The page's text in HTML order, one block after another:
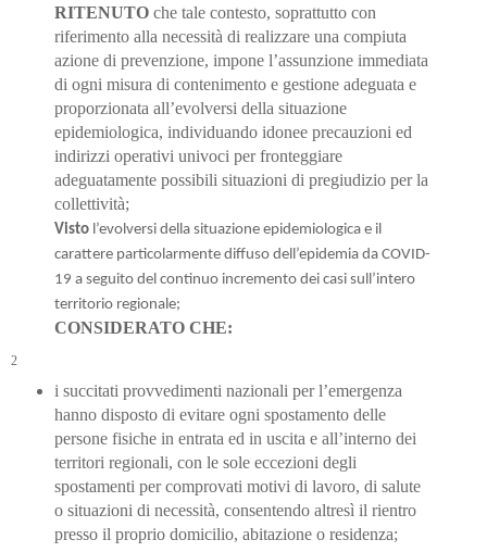
RITENUTO che tale contesto, soprattutto con
riferimento alla necessità di realizzare una compiuta
azione di prevenzione, impone l’assunzione immediata
di ogni misura di contenimento e gestione adeguata e
proporzionata all’evolversi della situazione
epidemiologica, individuando idonee precauzioni ed
indirizzi operativi univoci per fronteggiare
adeguatamente possibili situazioni di pregiudizio per la
collettività;
Visto l’evolversi della situazione epidemiologica e il
carattere particolarmente diffuso dell’epidemia da COVID-
19 a seguito del continuo incremento dei casi sull’intero
territorio regionale;
CONSIDERATO CHE:
2
i succitati provvedimenti nazionali per l’emergenza
hanno disposto di evitare ogni spostamento delle
persone fisiche in entrata ed in uscita e all’interno dei
territori regionali, con le sole eccezioni degli
spostamenti per comprovati motivi di lavoro, di salute
o situazioni di necessità, consentendo altresì il rientro
presso il proprio domicilio, abitazione o residenza;